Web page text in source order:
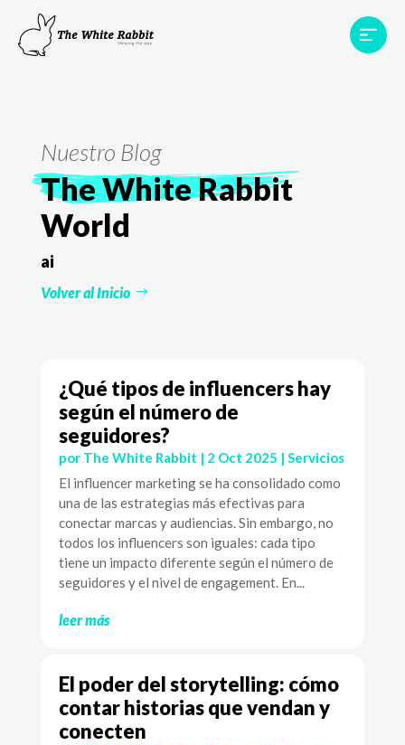
Proyectos
Testimonios
Nuestro Blog
The White Rabbit
World
ai
Volver al Inicio
¿Qué tipos de influencers hay
según el número de
seguidores?
por The White Rabbit | 2 Oct 2025 | Servicios
El influencer marketing se ha consolidado como
una de las estrategias más efectivas para
conectar marcas y audiencias. Sin embargo, no
todos los influencers son iguales: cada tipo
tiene un impacto diferente según el número de
seguidores y el nivel de engagement. En...
leer más
El poder del storytelling: cómo
contar historias que vendan y
conecten